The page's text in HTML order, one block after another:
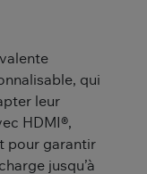
qui
leur
HDMI®,
pour garantir
jusqu’à